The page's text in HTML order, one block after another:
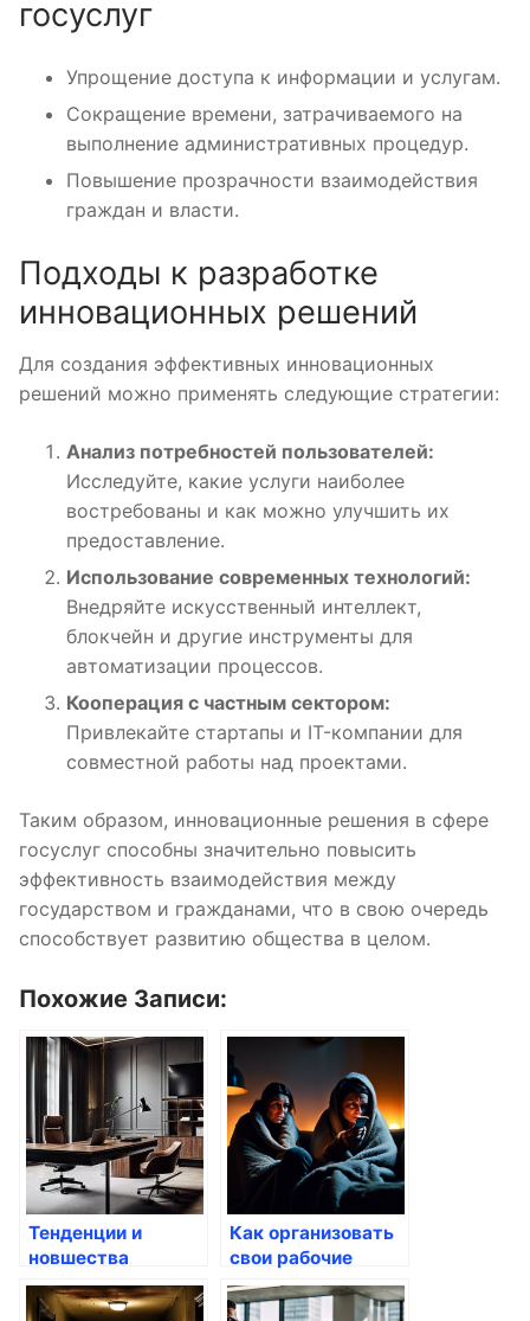
госуслуг
Упрощение доступа к информации и услугам.
Сокращение времени, затрачиваемого на
выполнение административных процедур.
Повышение прозрачности взаимодействия
граждан и власти.
Подходы к разработке
инновационных решений
Для создания эффективных инновационных
решений можно применять следующие стратегии:
Анализ потребностей пользователей:
Исследуйте, какие услуги наиболее
востребованы и как можно улучшить их
предоставление.
Использование современных технологий:
Внедряйте искусственный интеллект,
блокчейн и другие инструменты для
автоматизации процессов.
Кооперация с частным сектором:
Привлекайте стартапы и IT-компании для
совместной работы над проектами.
Таким образом, инновационные решения в сфере
госуслуг способны значительно повысить
эффективность взаимодействия между
государством и гражданами, что в свою очередь
способствует развитию общества в целом.
Похожие Записи:
Тенденции и
новшества
Госуслуг в 2023
году
Как организовать
свои рабочие
процессы через
решения Госуслуг